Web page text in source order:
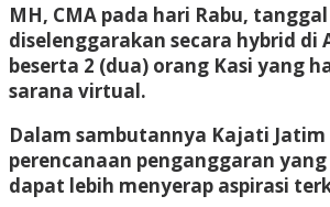
MH, CMA pada hari Rabu,
diselenggarakan secara hybrid
beserta 2 (dua) orang Kasi yang
sarana virtual.
Dalam sambutannya Kajati
perencanaan penganggaran
dapat lebih menyerap aspirasi